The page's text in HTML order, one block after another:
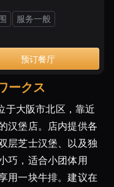
服务一般
预订餐厅
ークス
于大阪市北区，靠近
汉堡店。店内提供各
层芝士汉堡、以及独
巧，适合小团体用
用一块牛排。建议在